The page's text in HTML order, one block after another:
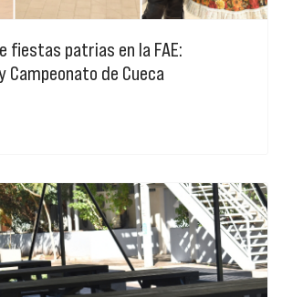
fiestas patrias en la FAE:
Campeonato de Cueca